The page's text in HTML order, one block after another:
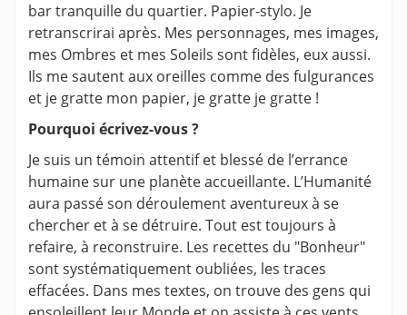
bar tranquille du quartier. Papier-stylo. Je
retranscrirai après. Mes personnages, mes images,
mes Ombres et mes Soleils sont fidèles, eux aussi.
Ils me sautent aux oreilles comme des fulgurances
et je gratte mon papier, je gratte je gratte !
Pourquoi écrivez-vous ?
Je suis un témoin attentif et blessé de l’errance
humaine sur une planète accueillante. L’Humanité
aura passé son déroulement aventureux à se
chercher et à se détruire. Tout est toujours à
refaire, à reconstruire. Les recettes du "Bonheur"
sont systématiquement oubliées, les traces
effacées. Dans mes textes, on trouve des gens qui